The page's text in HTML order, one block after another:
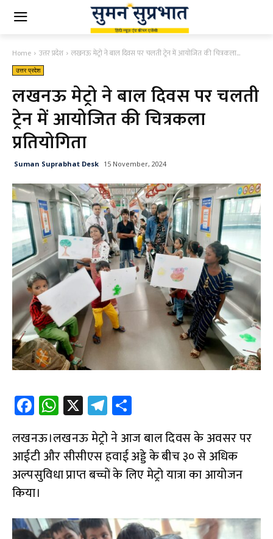
Home उत्तर प्रदेश लखनऊ मेट्रो ने बाल दिवस पर चलती ट्रेन में आयोजित की चित्रकला...
उत्तर प्रदेश
लखनऊ मेट्रो ने बाल दिवस पर चलती
ट्रेन में आयोजित की चित्रकला
प्रतियोगिता
Suman Suprabhat Desk 15 November, 2024
Fa
ce
b
o
o
k
W
h
at
s
A
p
X Te
le
gr
a
m
ar
e
लखनऊ।लखनऊ मेट्रो ने आज बाल दिवस के अवसर पर
आईटी और सीसीएस हवाई अड्डे के बीच ३० से अधिक
अल्पसुविधा प्राप्त बच्चों के लिए मेट्रो यात्रा का आयोजन
किया।